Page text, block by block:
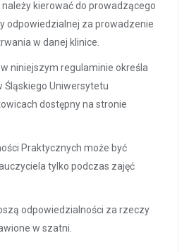
kierować do prowadzącego
odpowiedzialnej za prowadzenie
w danej klinice.
niniejszym regulaminie określa
Śląskiego Uniwersytetu
dostępny na stronie
Praktycznych może być
tylko podczas zajęć
odpowiedzialności za rzeczy
w szatni.